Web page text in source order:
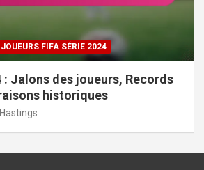
FIFA SÉRIE 2024
: Jalons des joueurs, Records
historiques